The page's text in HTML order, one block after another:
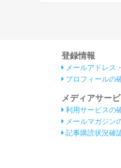
登録情報
メールアドレス
プロフィールの
メディアサー
利用サービスの
メールマガジン
記事購読状況確